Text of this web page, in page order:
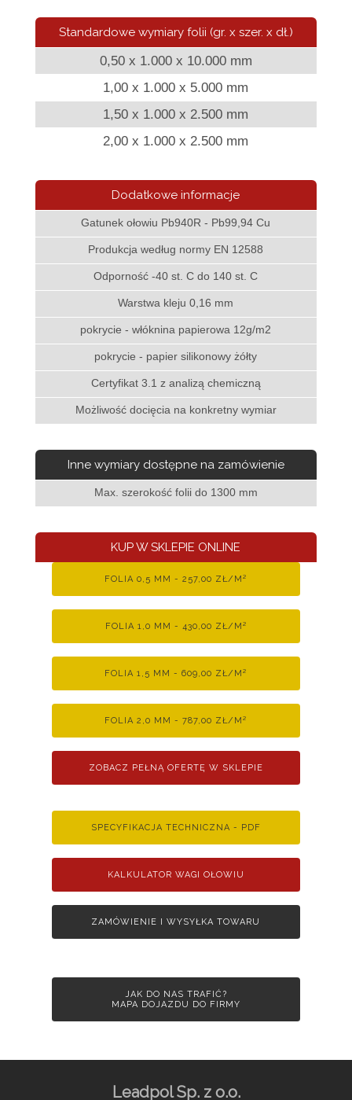
Standardowe wymiary folii (gr. x szer. x dł.)
0,50 x 1.000 x 10.000 mm
1,00 x 1.000 x 5.000 mm
1,50 x 1.000 x 2.500 mm
2,00 x 1.000 x 2.500 mm
Dodatkowe informacje
Gatunek ołowiu Pb940R - Pb99,94 Cu
Produkcja według normy EN 12588
Odporność -40 st. C do 140 st. C
Warstwa kleju 0,16 mm
pokrycie - włóknina papierowa 12g/m2
pokrycie - papier silikonowy żółty
Certyfikat 3.1 z analizą chemiczną
Możliwość docięcia na konkretny wymiar
Inne wymiary dostępne na zamówienie
Max. szerokość folii do 1300 mm
KUP W SKLEPIE ONLINE
FOLIA 0,5 MM - 257,00 ZŁ/M²
FOLIA 1,0 MM - 430,00 ZŁ/M²
FOLIA 1,5 MM - 609,00 ZŁ/M²
FOLIA 2,0 MM - 787,00 ZŁ/M²
ZOBACZ PEŁNĄ OFERTĘ W SKLEPIE
SPECYFIKACJA TECHNICZNA - PDF
KALKULATOR WAGI OŁOWIU
ZAMÓWIENIE I WYSYŁKA TOWARU
JAK DO NAS TRAFIĆ?
MAPA DOJAZDU DO FIRMY
Leadpol Sp. z o.o.